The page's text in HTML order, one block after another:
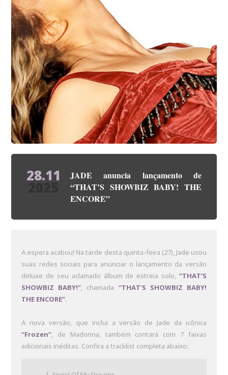
28.11
JADE anuncia lançamento de
“THAT’S SHOWBIZ BABY! THE
ENCORE”
A espera acabou! Na tarde desta quinta-feira (27), Jade usou
suas redes sociais para anunciar o lançamento da versão
deluxe de seu aclamado álbum de estreia solo,“THAT’S
SHOWBIZ BABY!”, chamada “THAT’S SHOWBIZ BABY!
THE ENCORE”.
A nova versão, que inclui a versão de Jade da icônica
“Frozen”, de Madonna, também contará com 7 faixas
adicionais inéditas. Confira a tracklist completa abaixo: